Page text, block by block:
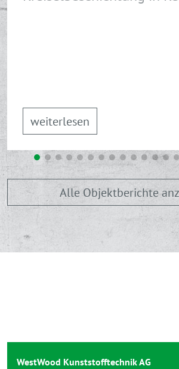
weiterlesen
Alle Objektberichte
WestWood Kunststofftechnik AG